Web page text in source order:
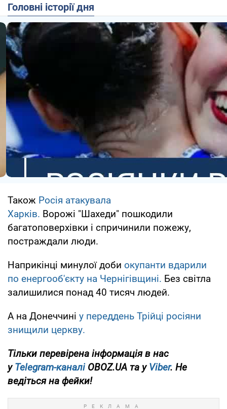
Головні історії дня
Також Росія атакувала
Харків. Ворожі "Шахеди" пошкодили
багатоповерхівки і спричинили пожежу,
постраждали люди.
Наприкінці минулої доби окупанти вдарили
по енергооб'єкту на Чернігівщині. Без світла
залишилися понад 40 тисяч людей.
А на Донеччині у переддень Трійці росіяни
знищили церкву.
Тільки перевірена інформація в нас
уTelegram-каналіOBOZ.UA та уViber. Не
ведіться на фейки!